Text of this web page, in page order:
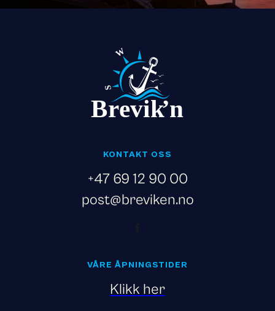
KONTAKT OSS
+47 69 12 90 00
post@breviken.no
VÅRE ÅPNINGSTIDER
Klikk her